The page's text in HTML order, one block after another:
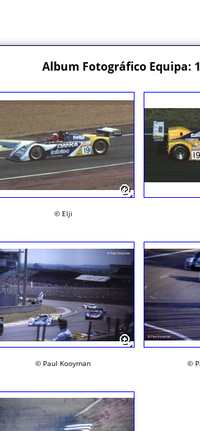
Album Fotográfico Equipa:
© Elji
© Paul Kooyman ©